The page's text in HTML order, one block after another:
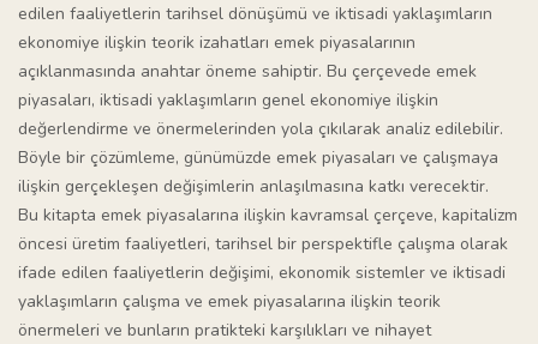
edilen faaliyetlerin tarihsel dönüşümü ve iktisadi yaklaşımların
ekonomiye ilişkin teorik izahatları emek piyasalarının
açıklanmasında anahtar öneme sahiptir. Bu çerçevede emek
piyasaları, iktisadi yaklaşımların genel ekonomiye ilişkin
değerlendirme ve önermelerinden yola çıkılarak analiz edilebilir.
Böyle bir çözümleme, günümüzde emek piyasaları ve çalışmaya
ilişkin gerçekleşen değişimlerin anlaşılmasına katkı verecektir.
Bu kitapta emek piyasalarına ilişkin kavramsal çerçeve, kapitalizm
öncesi üretim faaliyetleri, tarihsel bir perspektifle çalışma olarak
ifade edilen faaliyetlerin değişimi, ekonomik sistemler ve iktisadi
yaklaşımların çalışma ve emek piyasalarına ilişkin teorik
önermeleri ve bunların pratikteki karşılıkları ve nihayet